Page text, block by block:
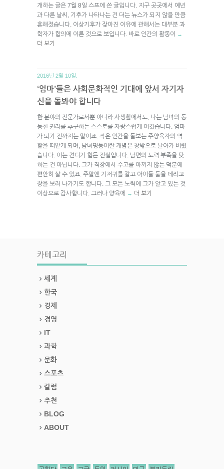
개하는 글은 7월 8일 스프에 쓴 글입니다. 지구 곳곳에서 예년
과 다른 날씨, 기후가 나타나는 건 더는 뉴스가 되지 않을 만큼
흔해졌습니다. 이상기후가 잦아진 이유에 관해서는 대부분 과
학자가 합의에 이른 것으로 보입니다. 바로 인간의 활동이
→
더 보기
2016년 2월 10일.
‘엄마’들은 사회문화적인 기대에 앞서 자기자
신을 돌봐야 합니다
한 분야의 전문가로서뿐 아니라 사생활에서도, 나는 남녀의 동
등한 권리를 추구하는 스스로를 자랑스럽게 여겼습니다. 엄마
가 되기 전까지는 말이죠. 작은 인간을 돌보는 주양육자의 역
할을 떠맡게 되며, 남녀평등이란 개념은 창밖으로 날아가 버렸
습니다. 이는 견디기 힘든 진실입니다. 남편의 노력 부족을 탓
하는 건 아닙니다. 그가 직장에서 수고를 아끼지 않는 덕분에
편안히 살 수 있죠. 주말엔 기저귀를 갈고 아이들 둘을 데리고
장을 보러 나가기도 합니다. 그 모든 노력에 그가 알고 있는 것
이상으로 감사합니다. 그러나 양육에
→ 더 보기
카테고리
세계
한국
경제
경영
IT
과학
문화
스포츠
칼럼
추천
BLOG
ABOUT